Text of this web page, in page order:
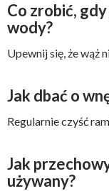
Co zrobić,
wody?
Upewnij się, że wąż
Jak dbać o
Regularnie czyść
Jak
używany?